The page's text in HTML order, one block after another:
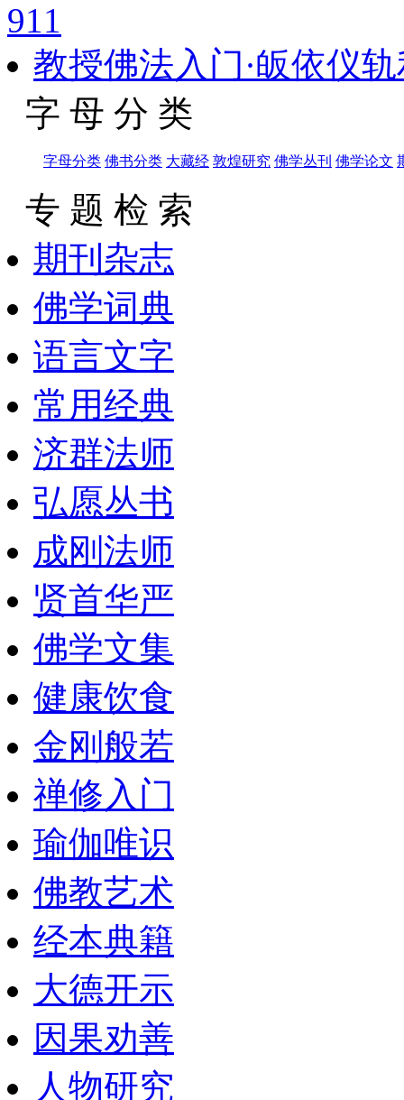
911
教授佛法入门·皈依仪
字 母 分 类
字母分类 佛书分类 大藏经 敦煌研究 佛学丛刊 佛学论文
专 题 检 索
期刊杂志
佛学词典
语言文字
常用经典
济群法师
弘愿丛书
成刚法师
贤首华严
佛学文集
健康饮食
金刚般若
禅修入门
瑜伽唯识
佛教艺术
经本典籍
大德开示
因果劝善
人物研究